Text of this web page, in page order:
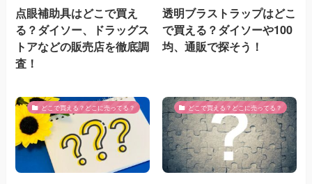
点眼補助具はどこで買え
る？ダイソー、ドラッグス
トアなどの販売店を徹底調
査！
透明ブラストラップはどこ
で買える？ダイソーや100
均、通販で探そう！
どこで買える？どこに売ってる？ どこで買える？どこに売ってる？